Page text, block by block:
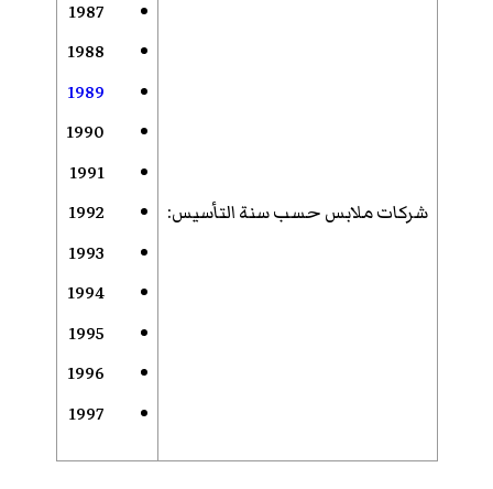
شركات ملابس حسب سنة التأسيس:
1987
1988
1989
1990
1991
1992
1993
1994
1995
1996
1997